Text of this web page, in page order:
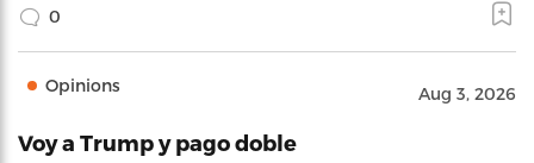
0
Opinions Aug 3, 2026
Voy a Trump y pago doble